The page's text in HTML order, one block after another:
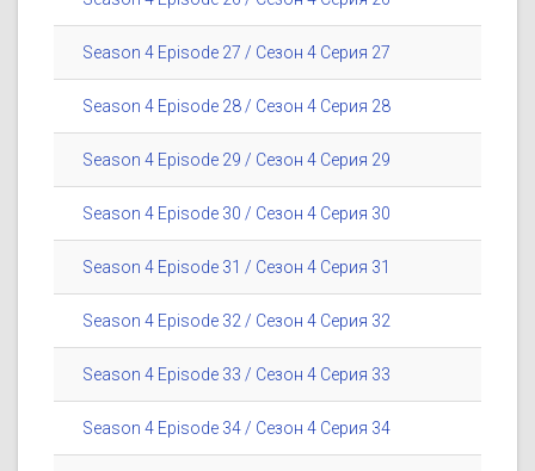
Season 4 Episode 27 / Сезон 4 Серия 27
Season 4 Episode 28 / Сезон 4 Серия 28
Season 4 Episode 29 / Сезон 4 Серия 29
Season 4 Episode 30 / Сезон 4 Серия 30
Season 4 Episode 31 / Сезон 4 Серия 31
Season 4 Episode 32 / Сезон 4 Серия 32
Season 4 Episode 33 / Сезон 4 Серия 33
Season 4 Episode 34 / Сезон 4 Серия 34